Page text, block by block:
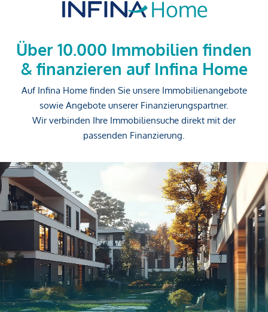
Über 10.000 Immobilien finden
& finanzieren auf Infina Home
Auf Infina Home finden Sie unsere Immobilienangebote
sowie Angebote unserer Finanzierungspartner.
Wir verbinden Ihre Immobiliensuche direkt mit der
passenden Finanzierung.